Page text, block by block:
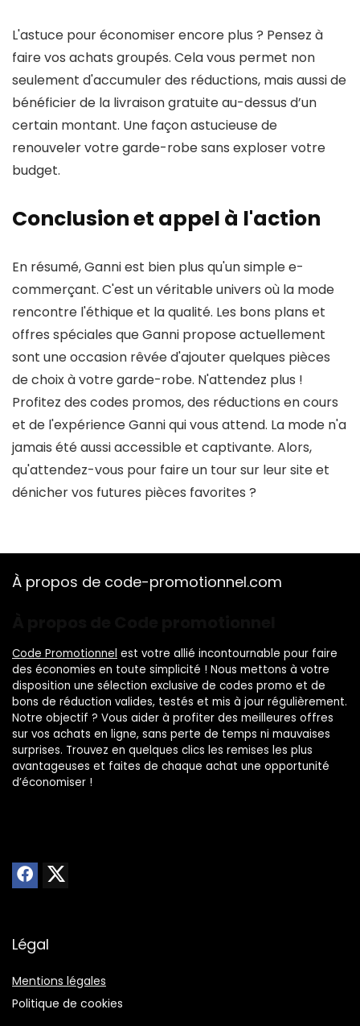
L'astuce pour économiser encore plus ? Pensez à
faire vos achats groupés. Cela vous permet non
seulement d'accumuler des réductions, mais aussi de
bénéficier de la livraison gratuite au-dessus d’un
certain montant. Une façon astucieuse de
renouveler votre garde-robe sans exploser votre
budget.
Conclusion et appel à l'action
En résumé, Ganni est bien plus qu'un simple e-
commerçant. C'est un véritable univers où la mode
rencontre l'éthique et la qualité. Les bons plans et
offres spéciales que Ganni propose actuellement
sont une occasion rêvée d'ajouter quelques pièces
de choix à votre garde-robe. N'attendez plus !
Profitez des codes promos, des réductions en cours
et de l'expérience Ganni qui vous attend. La mode n'a
jamais été aussi accessible et captivante. Alors,
qu'attendez-vous pour faire un tour sur leur site et
dénicher vos futures pièces favorites ?
À propos de code-promotionnel.com
Code Promotionnel est votre allié incontournable pour faire
des économies en toute simplicité ! Nous mettons à votre
disposition une sélection exclusive de codes promo et de
bons de réduction valides, testés et mis à jour régulièrement.
Notre objectif ? Vous aider à profiter des meilleures offres
sur vos achats en ligne, sans perte de temps ni mauvaises
surprises. Trouvez en quelques clics les remises les plus
avantageuses et faites de chaque achat une opportunité
d’économiser !
Légal
Mentions légales
Politique de cookies